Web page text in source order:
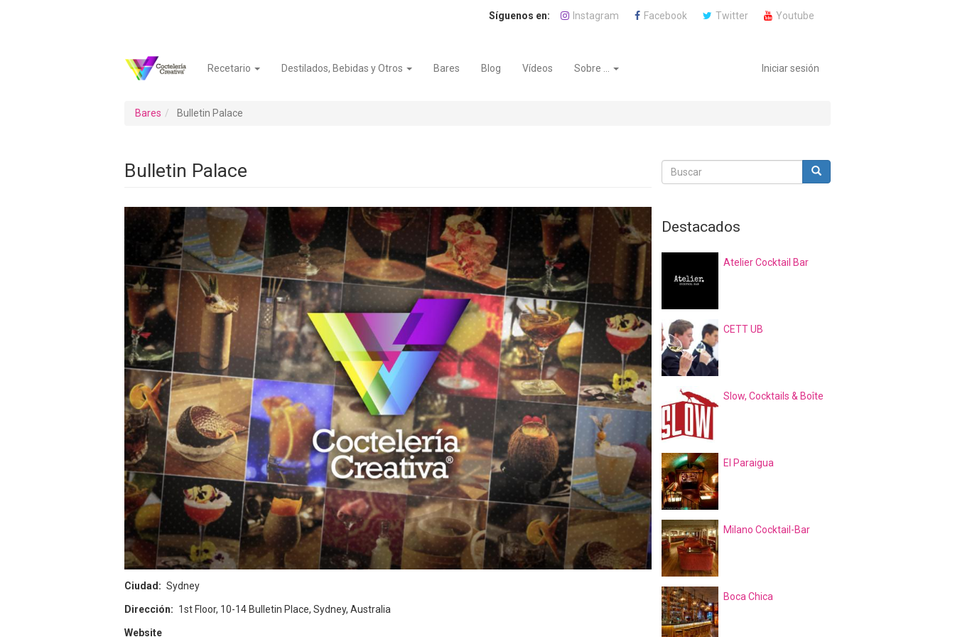
Instagram Facebook Twitter Youtube
NavegaciónRecetario Destilados, Bebidas y Otros Bares Blog Vídeos Sobre ...
Menú
cuenta
de
Iniciar sesión
Bares Bulletin Palace
Bulletin Palace
Ciudad Sydney
Dirección 1st Floor, 10-14 Bulletin Place, Sydney, Australia
Website
Buscar
Buscar Buscar
Destacados
Atelier Cocktail Bar
CETT UB
Slow, Cocktails & Boîte
El Paraigua
Milano Cocktail-Bar
Boca Chica